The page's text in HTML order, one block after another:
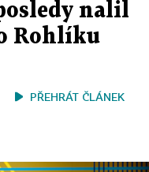
nalil
Rohlíku
PŘEHRÁT ČLÁNEK